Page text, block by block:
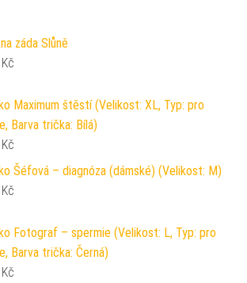
záda Slůně
Kč
Maximum štěstí (Velikost: XL, Typ: pro
Barva trička: Bílá)
Kč
Šéfová – diagnóza (dámské) (Velikost: M)
Kč
Fotograf – spermie (Velikost: L, Typ: pro
Barva trička: Černá)
Kč